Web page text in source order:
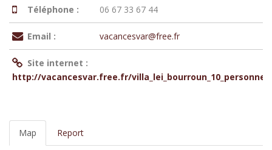
Téléphone : 06 67 33 67 44
Email : vacancesvar@free.fr
Site internet :
http://vacancesvar.free.fr/
Map Report